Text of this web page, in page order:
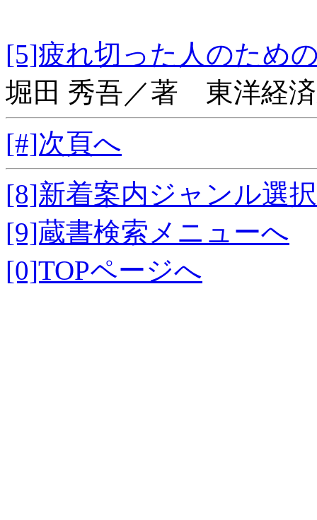
[5]疲れ切った人の
堀田 秀吾／著 東洋経
[#]次頁へ
[8]新着案内ジャンル選
[9]蔵書検索メニューへ
[0]TOPページへ